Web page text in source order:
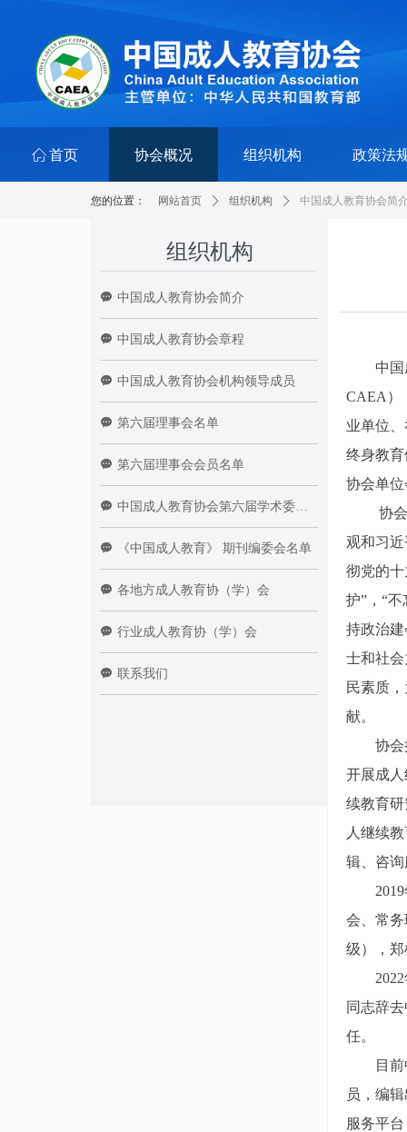
ꀇ 首页 协会概况 组织机构 政策法
网站首页 ꄲ 组织机构 ꄲ 中国成人教育协会简
您的位置：
组织机构
끁 中国成人教育协会简介
끁 中国成人教育协会章程
끁 中国成人教育协会机构领导成员
끁 第六届理事会名单
끁 第六届理事会会员名单
끁 中国成人教育协会第六届学术委员会
끁 《中国成人教育》 期刊编委会名单
끁 各地方成人教育协（学）会
끁 行业成人教育协（学）会
끁 联系我们
中国成
CAEA）
业单位
终身教
协会单
协会的
观和习
彻党的
护”，“
持政治
士和社
民素质
献。
协会按
开展成
续教育
人继续
辑、咨
2019年
会、常
级），
2022年
同志辞
任。
目前中
员，编
服务平